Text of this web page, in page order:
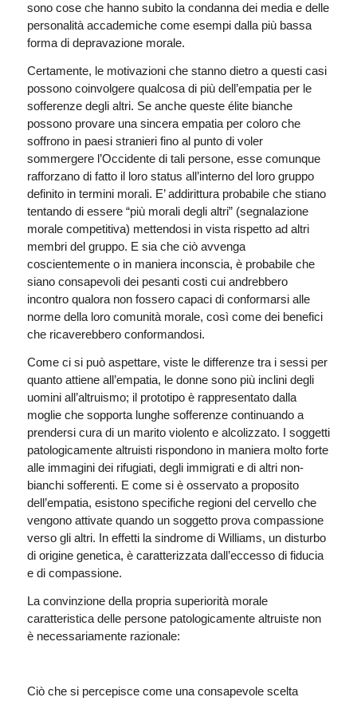
sono cose che hanno subito la condanna dei media e delle
personalità accademiche come esempi dalla più bassa
forma di depravazione morale.
Certamente, le motivazioni che stanno dietro a questi casi
possono coinvolgere qualcosa di più dell’empatia per le
sofferenze degli altri. Se anche queste élite bianche
possono provare una sincera empatia per coloro che
soffrono in paesi stranieri fino al punto di voler
sommergere l’Occidente di tali persone, esse comunque
rafforzano di fatto il loro status all’interno del loro gruppo
definito in termini morali. E’ addirittura probabile che stiano
tentando di essere “più morali degli altri” (segnalazione
morale competitiva) mettendosi in vista rispetto ad altri
membri del gruppo. E sia che ciò avvenga
coscientemente o in maniera inconscia, è probabile che
siano consapevoli dei pesanti costi cui andrebbero
incontro qualora non fossero capaci di conformarsi alle
norme della loro comunità morale, così come dei benefici
che ricaverebbero conformandosi.
Come ci si può aspettare, viste le differenze tra i sessi per
quanto attiene all’empatia, le donne sono più inclini degli
uomini all’altruismo; il prototipo è rappresentato dalla
moglie che sopporta lunghe sofferenze continuando a
prendersi cura di un marito violento e alcolizzato. I soggetti
patologicamente altruisti rispondono in maniera molto forte
alle immagini dei rifugiati, degli immigrati e di altri non-
bianchi sofferenti. E come si è osservato a proposito
dell’empatia, esistono specifiche regioni del cervello che
vengono attivate quando un soggetto prova compassione
verso gli altri. In effetti la sindrome di Williams, un disturbo
di origine genetica, è caratterizzata dall’eccesso di fiducia
e di compassione.
La convinzione della propria superiorità morale
caratteristica delle persone patologicamente altruiste non
è necessariamente razionale:
Ciò che si percepisce come una consapevole scelta